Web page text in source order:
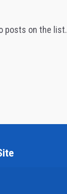
posts on the list.